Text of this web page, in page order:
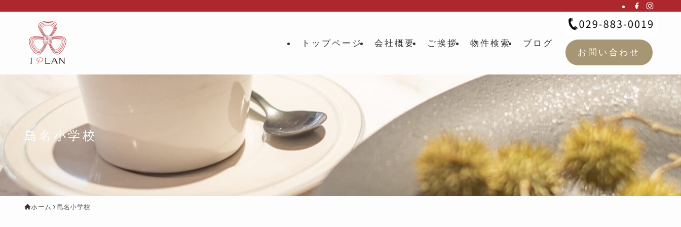
トップページ 会社概要 ご挨拶 物件検索
ブログ
お問い合わせ
島名小学校
ホーム 島名小学校